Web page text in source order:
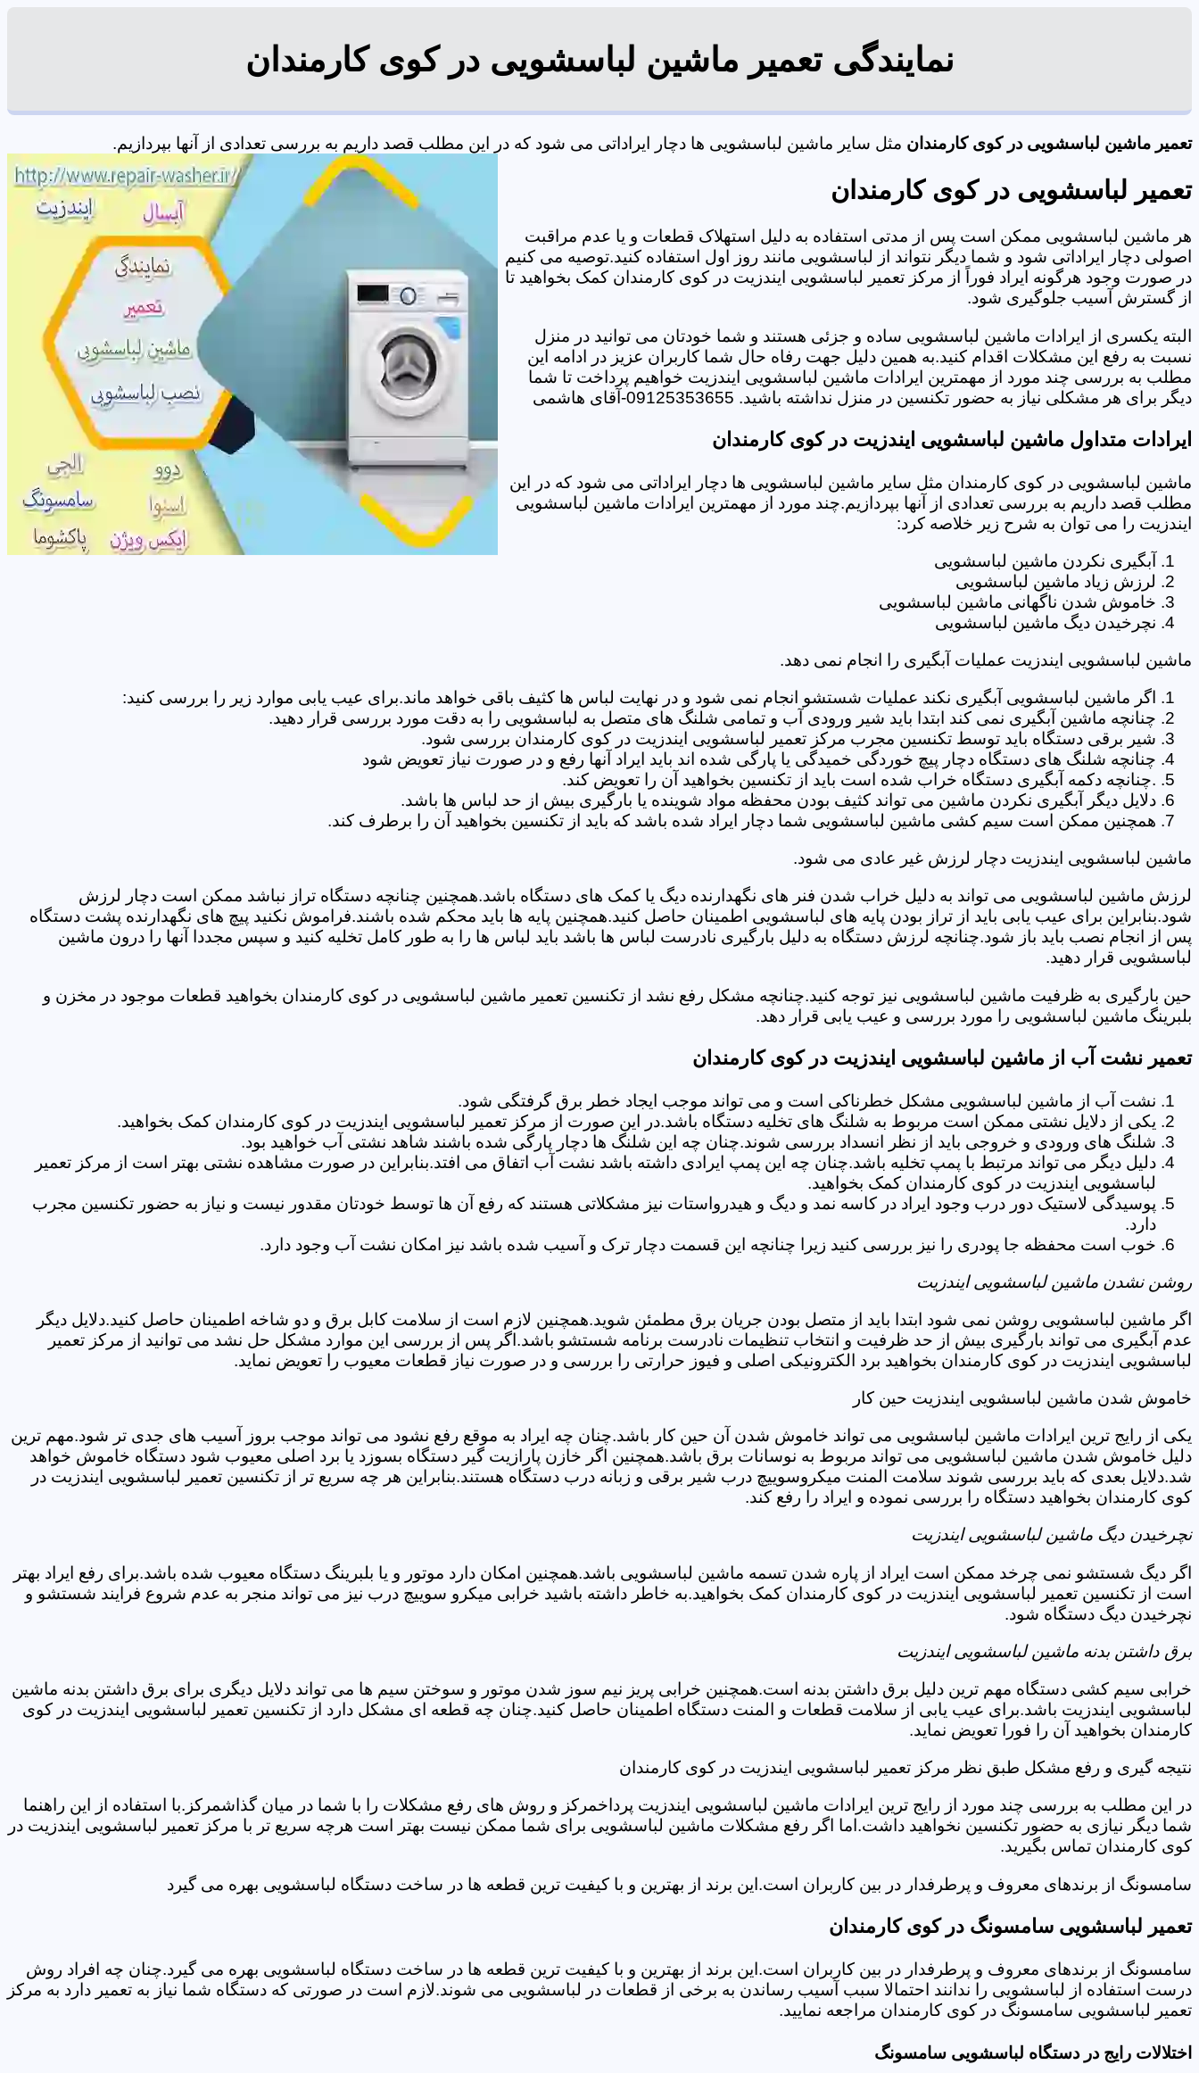
نمایندگی تعمیر ماشین لباسشویی در کوی کارمندان
تعمیر ماشین لباسشویی در کوی کارمندان مثل سایر ماشین لباسشویی ها دچار ایراداتی می شود که در این مطلب قصد داریم به بررسی تعدادی از آنها بپردازیم.
تعمیر لباسشویی در کوی کارمندان
هر ماشین لباسشویی ممکن است پس از مدتی استفاده به دلیل استهلاک قطعات و یا عدم مراقبت
اصولی دچار ایراداتی شود و شما دیگر نتواند از لباسشویی مانند روز اول استفاده کنید.توصیه می کنیم
در صورت وجود هرگونه ایراد فوراً از مرکز تعمیر لباسشویی ایندزیت در کوی کارمندان کمک بخواهید تا
از گسترش آسیب جلوگیری شود.
البته یکسری از ایرادات ماشین لباسشویی ساده و جزئی هستند و شما خودتان می توانید در منزل
نسبت به رفع این مشکلات اقدام کنید.به همین دلیل جهت رفاه حال شما کاربران عزیز در ادامه این
مطلب به بررسی چند مورد از مهمترین ایرادات ماشین لباسشویی ایندزیت خواهیم پرداخت تا شما
دیگر برای هر مشکلی نیاز به حضور تکنسین در منزل نداشته باشید. 09125353655-آقای هاشمی
ایرادات متداول ماشین لباسشویی ایندزیت در کوی کارمندان
ماشین لباسشویی در کوی کارمندان مثل سایر ماشین لباسشویی ها دچار ایراداتی می شود که در این
مطلب قصد داریم به بررسی تعدادی از آنها بپردازیم.چند مورد از مهمترین ایرادات ماشین لباسشویی
ایندزیت را می توان به شرح زیر خلاصه کرد:
آبگیری نکردن ماشین لباسشویی
لرزش زیاد ماشین لباسشویی
خاموش شدن ناگهانی ماشین لباسشویی
نچرخیدن دیگ ماشین لباسشویی
ماشین لباسشویی ایندزیت عملیات آبگیری را انجام نمی دهد.
اگر ماشین لباسشویی آبگیری نکند عملیات شستشو انجام نمی شود و در نهایت لباس ها کثیف باقی خواهد ماند.برای عیب یابی موارد زیر را بررسی کنید:
چنانچه ماشین آبگیری نمی کند ابتدا باید شیر ورودی آب و تمامی شلنگ های متصل به لباسشویی را به دقت مورد بررسی قرار دهید.
شیر برقی دستگاه باید توسط تکنسین مجرب مرکز تعمیر لباسشویی ایندزیت در کوی کارمندان بررسی شود.
چنانچه شلنگ های دستگاه دچار پیچ خوردگی خمیدگی یا پارگی شده اند باید ایراد آنها رفع و در صورت نیاز تعویض شود
.چنانچه دکمه آبگیری دستگاه خراب شده است باید از تکنسین بخواهید آن را تعویض کند.
دلایل دیگر آبگیری نکردن ماشین می تواند کثیف بودن محفظه مواد شوینده یا بارگیری بیش از حد لباس ها باشد.
همچنین ممکن است سیم کشی ماشین لباسشویی شما دچار ایراد شده باشد که باید از تکنسین بخواهید آن را برطرف کند.
ماشین لباسشویی ایندزیت دچار لرزش غیر عادی می شود.
لرزش ماشین لباسشویی می تواند به دلیل خراب شدن فنر های نگهدارنده دیگ یا کمک های دستگاه باشد.همچنین چنانچه دستگاه تراز نباشد ممکن است دچار لرزش
شود.بنابراین برای عیب یابی باید از تراز بودن پایه های لباسشویی اطمینان حاصل کنید.همچنین پایه ها باید محکم شده باشند.فراموش نکنید پیچ های نگهدارنده پشت دستگاه
پس از انجام نصب باید باز شود.چنانچه لرزش دستگاه به دلیل بارگیری نادرست لباس ها باشد باید لباس ها را به طور کامل تخلیه کنید و سپس مجددا آنها را درون ماشین
لباسشویی قرار دهید.
حین بارگیری به ظرفیت ماشین لباسشویی نیز توجه کنید.چنانچه مشکل رفع نشد از تکنسین تعمیر ماشین لباسشویی در کوی کارمندان بخواهید قطعات موجود در مخزن و
بلبرینگ ماشین لباسشویی را مورد بررسی و عیب یابی قرار دهد.
تعمیر نشت آب از ماشین لباسشویی ایندزیت در کوی کارمندان
نشت آب از ماشین لباسشویی مشکل خطرناکی است و می تواند موجب ایجاد خطر برق گرفتگی شود.
یکی از دلایل نشتی ممکن است مربوط به شلنگ های تخلیه دستگاه باشد.در این صورت از مرکز تعمیر لباسشویی ایندزیت در کوی کارمندان کمک بخواهید.
شلنگ های ورودی و خروجی باید از نظر انسداد بررسی شوند.چنان چه این شلنگ ها دچار پارگی شده باشند شاهد نشتی آب خواهید بود.
دلیل دیگر می تواند مرتبط با پمپ تخلیه باشد.چنان چه این پمپ ایرادی داشته باشد نشت آب اتفاق می افتد.بنابراین در صورت مشاهده نشتی بهتر است از مرکز تعمیر
لباسشویی ایندزیت در کوی کارمندان کمک بخواهید.
پوسیدگی لاستیک دور درب وجود ایراد در کاسه نمد و دیگ و هیدرواستات نیز مشکلاتی هستند که رفع آن ها توسط خودتان مقدور نیست و نیاز به حضور تکنسین مجرب
دارد.
خوب است محفظه جا پودری را نیز بررسی کنید زیرا چنانچه این قسمت دچار ترک و آسیب شده باشد نیز امکان نشت آب وجود دارد.
روشن نشدن ماشین لباسشویی ایندزیت
اگر ماشین لباسشویی روشن نمی شود ابتدا باید از متصل بودن جریان برق مطمئن شوید.همچنین لازم است از سلامت کابل برق و دو شاخه اطمینان حاصل کنید.دلایل دیگر
عدم آبگیری می تواند بارگیری بیش از حد ظرفیت و انتخاب تنظیمات نادرست برنامه شستشو باشد.اگر پس از بررسی این موارد مشکل حل نشد می توانید از مرکز تعمیر
لباسشویی ایندزیت در کوی کارمندان بخواهید برد الکترونیکی اصلی و فیوز حرارتی را بررسی و در صورت نیاز قطعات معیوب را تعویض نماید.
خاموش شدن ماشین لباسشویی ایندزیت حین کار
یکی از رایج ترین ایرادات ماشین لباسشویی می تواند خاموش شدن آن حین کار باشد.چنان چه ایراد به موقع رفع نشود می تواند موجب بروز آسیب های جدی تر شود.مهم ترین
دلیل خاموش شدن ماشین لباسشویی می تواند مربوط به نوسانات برق باشد.همچنین اگر خازن پارازیت گیر دستگاه بسوزد یا برد اصلی معیوب شود دستگاه خاموش خواهد
شد.دلایل بعدی که باید بررسی شوند سلامت المنت میکروسوییچ درب شیر برقی و زبانه درب دستگاه هستند.بنابراین هر چه سریع تر از تکنسین تعمیر لباسشویی ایندزیت در
کوی کارمندان بخواهید دستگاه را بررسی نموده و ایراد را رفع کند.
نچرخیدن دیگ ماشین لباسشویی ایندزیت
اگر دیگ شستشو نمی چرخد ممکن است ایراد از پاره شدن تسمه ماشین لباسشویی باشد.همچنین امکان دارد موتور و یا بلبرینگ دستگاه معیوب شده باشد.برای رفع ایراد بهتر
است از تکنسین تعمیر لباسشویی ایندزیت در کوی کارمندان کمک بخواهید.به خاطر داشته باشید خرابی میکرو سوییچ درب نیز می تواند منجر به عدم شروع فرایند شستشو و
نچرخیدن دیگ دستگاه شود.
برق داشتن بدنه ماشین لباسشویی ایندزیت
خرابی سیم کشی دستگاه مهم ترین دلیل برق داشتن بدنه است.همچنین خرابی پریز نیم سوز شدن موتور و سوختن سیم ها می تواند دلایل دیگری برای برق داشتن بدنه ماشین
لباسشویی ایندزیت باشد.برای عیب یابی از سلامت قطعات و المنت دستگاه اطمینان حاصل کنید.چنان چه قطعه ای مشکل دارد از تکنسین تعمیر لباسشویی ایندزیت در کوی
کارمندان بخواهید آن را فورا تعویض نماید.
نتیجه گیری و رفع مشکل طبق نظر مرکز تعمیر لباسشویی ایندزیت در کوی کارمندان
در این مطلب به بررسی چند مورد از رایج ترین ایرادات ماشین لباسشویی ایندزیت پرداخمرکز و روش های رفع مشکلات را با شما در میان گذاشمرکز.با استفاده از این راهنما
شما دیگر نیازی به حضور تکنسین نخواهید داشت.اما اگر رفع مشکلات ماشین لباسشویی برای شما ممکن نیست بهتر است هرچه سریع تر با مرکز تعمیر لباسشویی ایندزیت در
کوی کارمندان تماس بگیرید.
سامسونگ از برندهای معروف و پرطرفدار در بین کاربران است.این برند از بهترین و با کیفیت ترین قطعه ها در ساخت دستگاه لباسشویی بهره می گیرد
تعمیر لباسشویی سامسونگ در کوی کارمندان
سامسونگ از برندهای معروف و پرطرفدار در بین کاربران است.این برند از بهترین و با کیفیت ترین قطعه ها در ساخت دستگاه لباسشویی بهره می گیرد.چنان چه افراد روش
درست استفاده از لباسشویی را ندانند احتمالا سبب آسیب رساندن به برخی از قطعات در لباسشویی می شوند.لازم است در صورتی که دستگاه شما نیاز به تعمیر دارد به مرکز
تعمیر لباسشویی سامسونگ در کوی کارمندان مراجعه نمایید.
اختلالات رایج در دستگاه لباسشویی سامسونگ